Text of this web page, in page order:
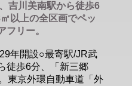
吉川美南駅から徒歩6
以上の全区画でペッ
フリー。
年開設○最寄駅/JR武
徒歩6分、「新三郷
東京外環自動車道「外